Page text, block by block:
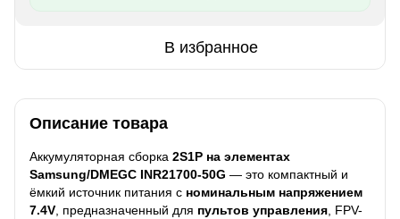
В избранное
Описание товара
Аккумуляторная сборка 2S1P на элементах
Samsung/DMEGC INR21700-50G — это компактный и
ёмкий источник питания с номинальным напряжением
7.4V , предназначенный для пультов управления , FPV-